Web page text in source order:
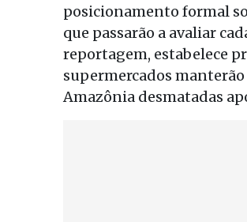
posicionamento formal
que passarão a avaliar
reportagem, estabelece
supermercados
Amazônia desmatadas